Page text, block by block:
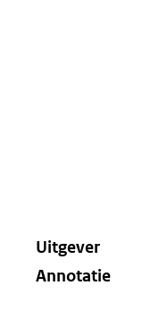
Uitgever
Annotatie